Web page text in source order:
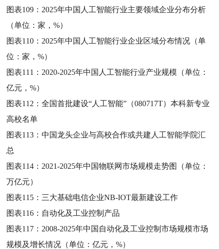
图表109： 2025年中国人工智能行业主要领域企业分布分析
（单位：家，%）
图表110： 2025年中国人工智能行业企业区域分布情况（单
位：家，%）
图表111： 2020-2025年中国人工智能行业产业规模（单位：
亿元，%）
图表112：全国首批建设“人工智能”（080717T）本科新专业
高校名单
图表113：中国龙头企业与高校合作或共建人工智能学院汇
总
图表114： 2021-2025年中国物联网市场规模走势图（单位：
万亿元）
图表115： 三大基础电信企业NB-IOT最新建设工作
图表116： 自动化及工业控制产品
图表117： 2008-2025年中国自动化及工业控制市场规模市场
规模及增长情况（单位：亿元，%）